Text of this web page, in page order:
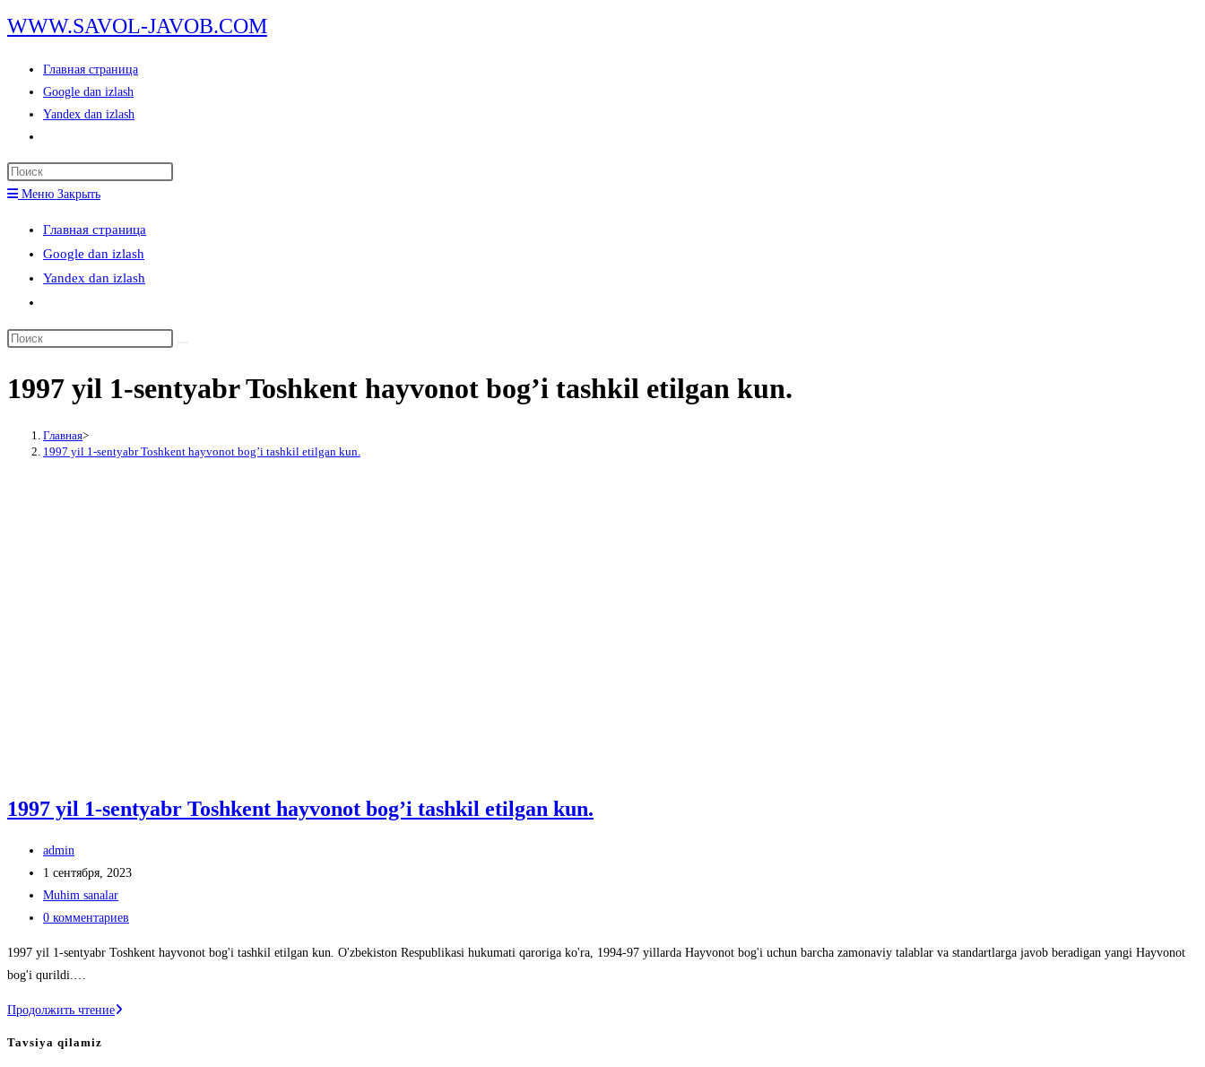
Перейти
к
содержимому
WWW.SAVOL-JAVOB.COM
Главная страница
Google dan izlash
Yandex dan izlash
по
веб-
сайту
Меню Закрыть
Главная страница
Google dan izlash
Yandex dan izlash
по
сайту
Поиск
сайте
1997 yil 1-sentyabr Toshkent hayvonot bog’i tashkil etilgan kun.
Главная>
1997 yil 1-sentyabr Toshkent hayvonot bog’i tashkil etilgan kun.
1997 yil 1-sentyabr Toshkent hayvonot bog’i tashkil etilgan kun.
Автор
записи:
admin
Запись
опубликована:
1 сентября, 2023
Рубрика
записи:
Muhim sanalar
Комментарии
0 комментариев
1997 yil 1-sentyabr Toshkent hayvonot bog'i tashkil etilgan kun. O'zbekiston Respublikasi hukumati qaroriga ko'ra, 1994-97 yillarda Hayvonot bog'i uchun barcha zamonaviy talablar va standartlarga javob beradigan yangi Hayvonot
bog'i qurildi.…
Продолжить чтение1997
Tavsiya qilamiz